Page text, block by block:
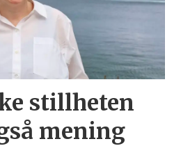
stillheten
mening